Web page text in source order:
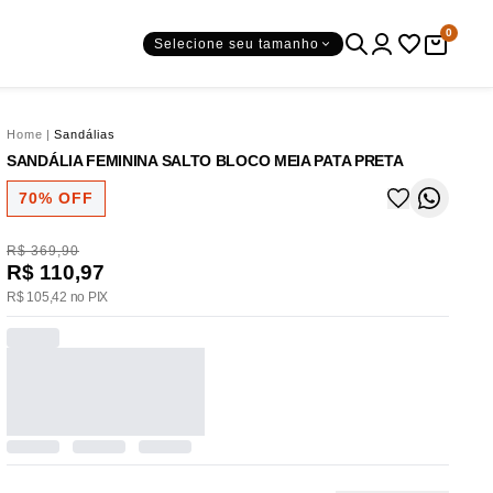
Selecione seu tamanho
0
Home | Sandálias
SANDÁLIA FEMININA SALTO BLOCO MEIA PATA PRETA
70% OFF
R$ 369,90
R$ 110,97
R$ 105,42 no PIX